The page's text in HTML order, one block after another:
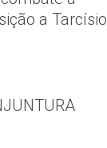
a Tarcísio